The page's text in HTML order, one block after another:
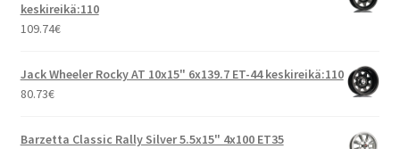
keskireikä:110
109.74€
Jack Wheeler Rocky AT 10x15" 6x139.7 ET-44 keskireikä:110
80.73€
Barzetta Classic Rally Silver 5.5x15" 4x100 ET35